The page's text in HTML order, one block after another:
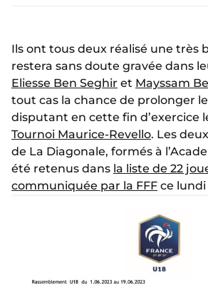
Ils ont tous deux réalisé une très
restera sans doute gravée dans
Eliesse Ben Seghir et Mayssam
tout cas la chance de prolonger
disputant en cette fin d’exercice
Tournoi Maurice-Revello. Les
de La Diagonale, formés à
été retenus dans la liste de 22
communiquée par la FFF ce lundi